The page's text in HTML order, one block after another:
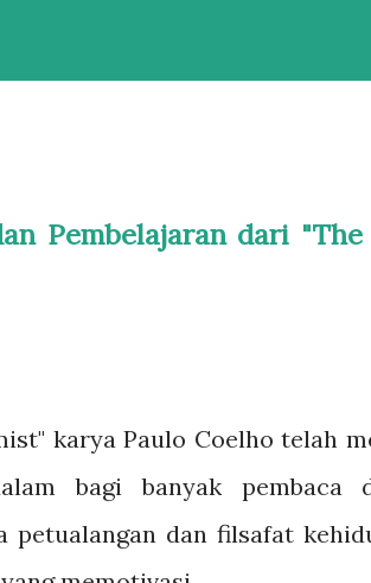
Pembelajaran dari
karya Paulo Coelho telah
bagi banyak pembaca
petualangan dan filsafat